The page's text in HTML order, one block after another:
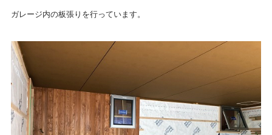
ガレージ内の板張りを行っています。